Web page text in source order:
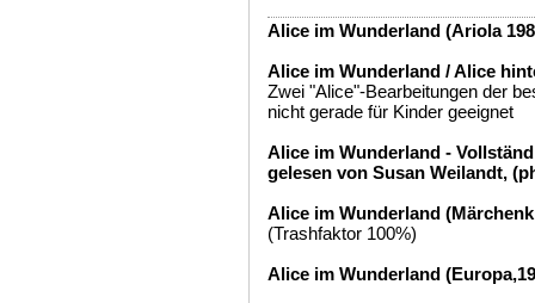
Alice im Wunderland (Ariola
Alice im Wunderland / Alice
Zwei "Alice"-Bearbeitungen der
nicht gerade für Kinder geeignet
Alice im Wunderland -
gelesen von Susan Weilandt,
Alice im Wunderland
(Trashfaktor 100%)
Alice im Wunderland